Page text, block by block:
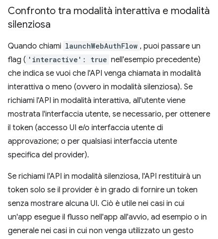
Confronto tra modalità interattiva e modalità
silenziosa
Quando chiami launchWebAuthFlow , puoi passare un
flag ( 'interactive': true nell'esempio precedente)
che indica se vuoi che l'API venga chiamata in modalità
interattiva o meno (ovvero in modalità silenziosa). Se
richiami l'API in modalità interattiva, all'utente viene
mostrata l'interfaccia utente, se necessario, per ottenere
il token (accesso UI e/o interfaccia utente di
approvazione; o per qualsiasi interfaccia utente
specifica del provider).
Se richiami l'API in modalità silenziosa, l'API restituirà un
token solo se il provider è in grado di fornire un token
senza mostrare alcuna UI. Ciò è utile nei casi in cui
un'app esegue il flusso nell'app all'avvio, ad esempio o in
generale nei casi in cui non venga utilizzato un gesto